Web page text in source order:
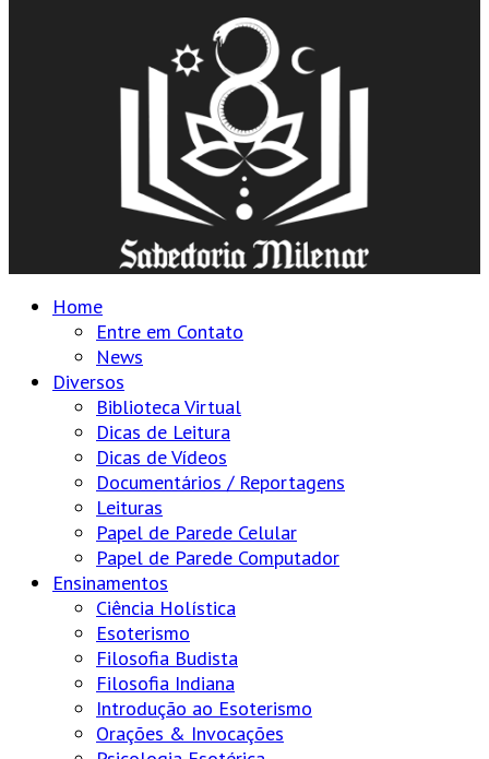
Home
Entre em Contato
News
Diversos
Biblioteca Virtual
Dicas de Leitura
Dicas de Vídeos
Documentários / Reportagens
Leituras
Papel de Parede Celular
Papel de Parede Computador
Ensinamentos
Ciência Holística
Esoterismo
Filosofia Budista
Filosofia Indiana
Introdução ao Esoterismo
Orações & Invocações